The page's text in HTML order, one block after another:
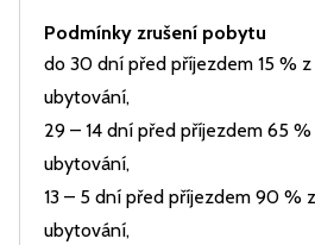
Podmínky zrušení pobytu
do 30 dní před příjezdem 15 %
ubytování,
29 – 14 dní před příjezdem 65
ubytování,
13 – 5 dní před příjezdem 90 %
ubytování,